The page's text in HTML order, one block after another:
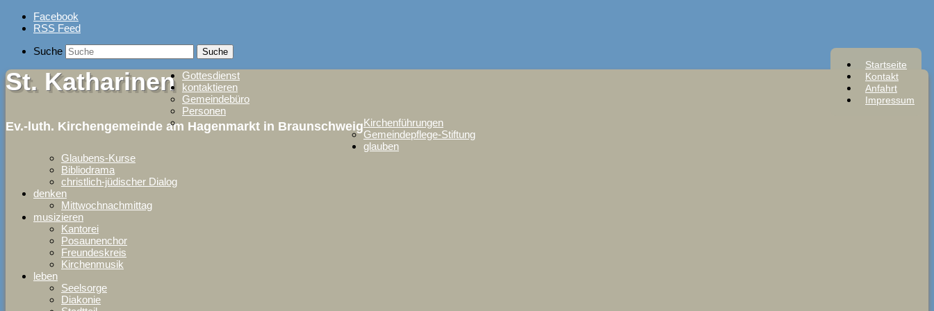
Skip
Facebook
RSS Feed
Startseite
Kontakt
Anfahrt
Impressum
Suche
St. Katharinen
Ev.-luth. Kirchengemeinde am Hagenmarkt in Braunschweig
Gottesdienst
kontaktieren
Gemeindebüro
Personen
Kirchenführungen
Gemeindepflege-Stiftung
glauben
Glaubens-Kurse
Bibliodrama
christlich-jüdischer Dialog
denken
Mittwochnachmittag
musizieren
Kantorei
Posaunenchor
Freundeskreis
Kirchenmusik
leben
Seelsorge
Diakonie